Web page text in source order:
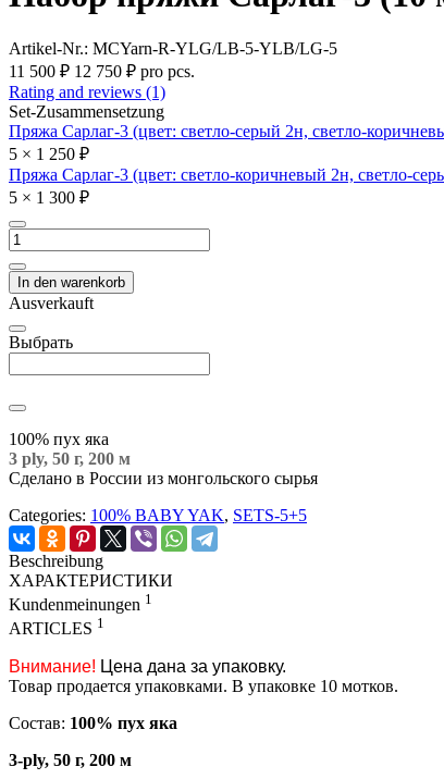
Artikel-Nr.: MCYarn-R-YLG/LB-5-YLB/LG-5
11 500 ₽ 12 750 ₽ pro pcs.
Rating and reviews (1)
Set-Zusammensetzung
Пряжа Сарлаг-3 (цвет: светло-серый 2н, светло-
5 × 1 250 ₽
Пряжа Сарлаг-3 (цвет: светло-коричневый 2н, светло-
5 × 1 300 ₽
In den warenkorb
Ausverkauft
Выбрать
100% пух яка
3 ply, 50 г, 200 м
Сделано в России из монгольского сырья
Categories: 100% BABY YAK, SETS-5+5
Beschreibung
ХАРАКТЕРИСТИКИ
Kundenmeinungen 1
ARTICLES 1
Внимание! Цена дана за упаковку.
Товар продается упаковками. В упаковке 10 мотков.
Состав: 100% пух яка
3-ply, 50 г, 200 м